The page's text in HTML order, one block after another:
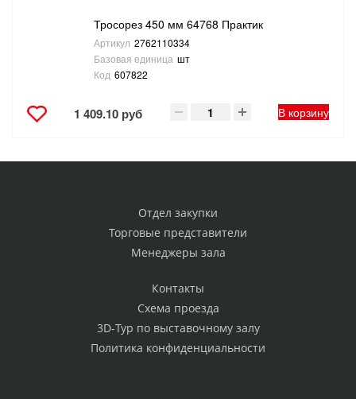
Тросорез 450 мм 64768 Практик
Артикул 2762110334
Базовая единица шт
Код 607822
1 409.10 руб В корзину
Отдел закупки
Торговые представители
Менеджеры зала
Контакты
Схема проезда
3D-Тур по выставочному залу
Политика конфиденциальности